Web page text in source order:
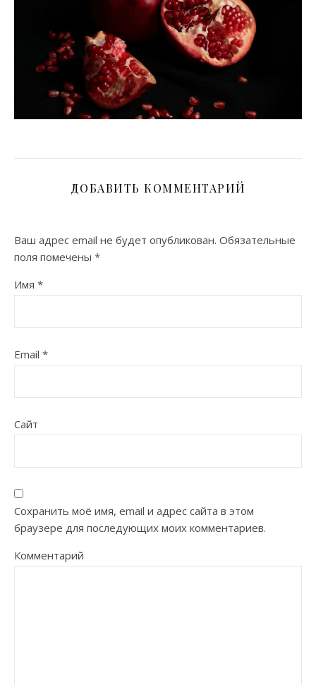
ДОБАВИТЬ КОММЕНТАРИЙ
Ваш адрес email не будет опубликован. Обязательные
поля помечены *
Имя *
Email *
Сайт
Сохранить моё имя, email и адрес сайта в этом
браузере для последующих моих комментариев.
Комментарий